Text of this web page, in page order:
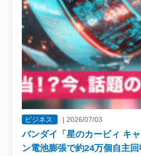
ビジネス | 2026/07/03
バンダイ「星のカービィ キ
ン電池膨張で約24万個自主回